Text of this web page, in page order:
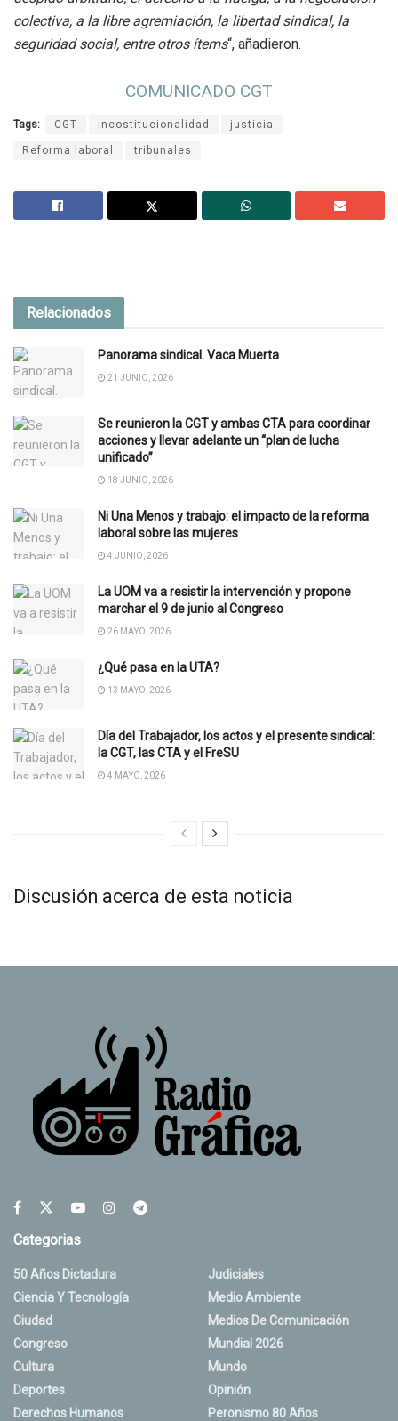
colectiva, a la libre agremiación, la libertad sindical, la
seguridad social, entre otros ítems“, añadieron.
COMUNICADO CGT
Tags: CGT incostitucionalidad justicia
Reforma laboral tribunales
Relacionados
Panorama sindical. Vaca Muerta
21 JUNIO, 2026
Se reunieron la CGT y ambas CTA para coordinar
acciones y llevar adelante un “plan de lucha
unificado”
18 JUNIO, 2026
Ni Una Menos y trabajo: el impacto de la reforma
laboral sobre las mujeres
4 JUNIO, 2026
La UOM va a resistir la intervención y propone
marchar el 9 de junio al Congreso
26 MAYO, 2026
¿Qué pasa en la UTA?
13 MAYO, 2026
Día del Trabajador, los actos y el presente sindical:
la CGT, las CTA y el FreSU
4 MAYO, 2026
Discusión acerca de esta noticia
Categorias
50 Años Dictadura
Ciencia Y Tecnología
Ciudad
Congreso
Cultura
Deportes
Derechos Humanos
Judiciales
Medio Ambiente
Medios De Comunicación
Mundial 2026
Mundo
Opinión
Peronismo 80 Años